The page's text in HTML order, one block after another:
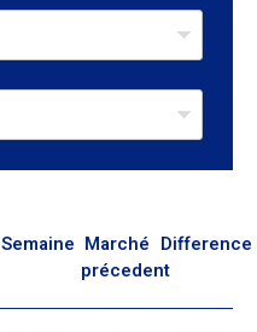
Semaine Marché
précedent
Difference